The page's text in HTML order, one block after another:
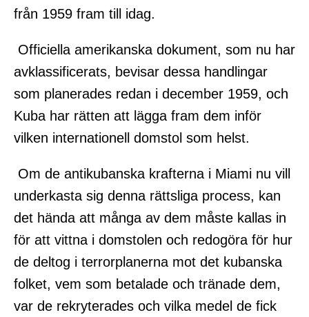
från 1959 fram till idag.
Officiella amerikanska dokument, som nu har
avklassificerats, bevisar dessa handlingar
som planerades redan i december 1959, och
Kuba har rätten att lägga fram dem inför
vilken internationell domstol som helst.
Om de antikubanska krafterna i Miami nu vill
underkasta sig denna rättsliga process, kan
det hända att många av dem måste kallas in
för att vittna i domstolen och redogöra för hur
de deltog i terrorplanerna mot det kubanska
folket, vem som betalade och tränade dem,
var de rekryterades och vilka medel de fick